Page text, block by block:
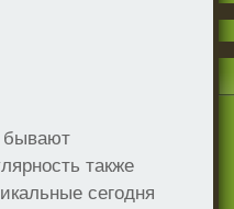
бывают
также
сегодня